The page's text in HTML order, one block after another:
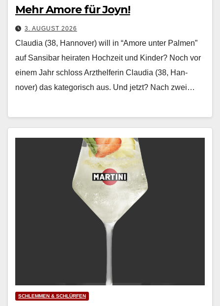
Mehr Amore für Joyn!
3. AUGUST 2026
Claudia (38, Hannover) will in “Amore unter Palmen”
auf Sansibar heiraten Hochzeit und Kinder? Noch vor
einem Jahr schloss Arzthelferin Clau­dia (38, Han­
nover) das kat­e­gorisch aus. Und jet­zt? Nach zwei…
SCHLEMMEN & SCHLÜRFEN